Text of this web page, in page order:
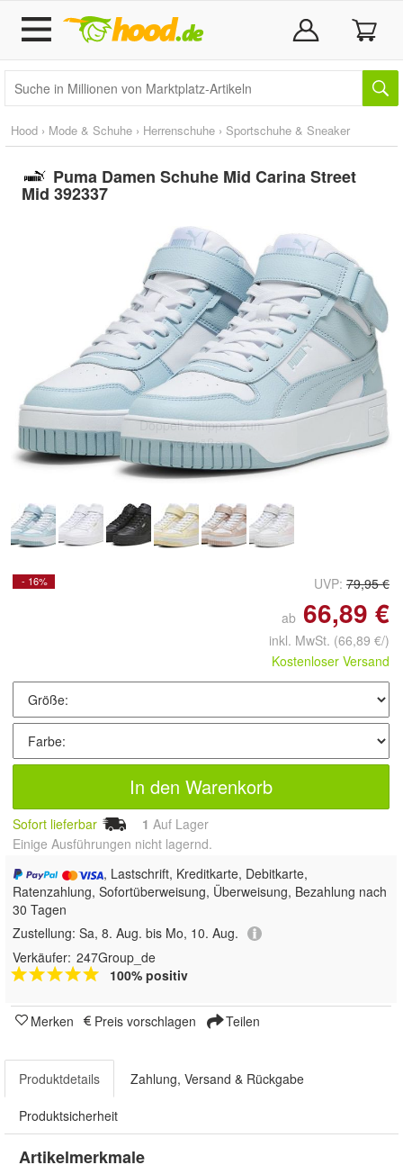
Hood › Mode & Schuhe › Herrenschuhe › Sportschuhe & Sneaker
Puma Damen Schuhe Mid Carina Street
Mid 392337
Doppelt antippen zum
vergrößern
- 16% UVP: 79,95 €
ab 66,89 €
inkl. MwSt. (66,89 €/)
Kostenloser Versand
In den Warenkorb
Sofort lieferbar 1 Auf Lager
Einige Ausführungen nicht lagernd.
, Lastschrift, Kreditkarte, Debitkarte,
Ratenzahlung, Sofortüberweisung, Überweisung, Bezahlung nach
30 Tagen
Zustellung: Sa, 8. Aug. bis Mo, 10. Aug.
Verkäufer: 247Group_de
100% positiv
Merken Preis vorschlagen Teilen
Produktdetails Zahlung, Versand & Rückgabe
Produktsicherheit
Artikelmerkmale